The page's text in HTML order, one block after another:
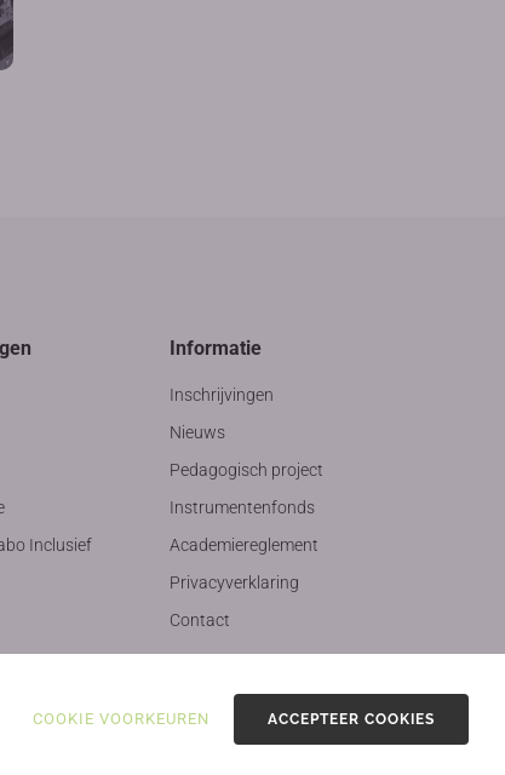
Inclusief
Informatie
Inschrijvingen
Nieuws
Pedagogisch project
Instrumentenfonds
Academiereglement
Privacyverklaring
Contact
COOKIE VOORKEUREN ACCEPTEER COOKIES